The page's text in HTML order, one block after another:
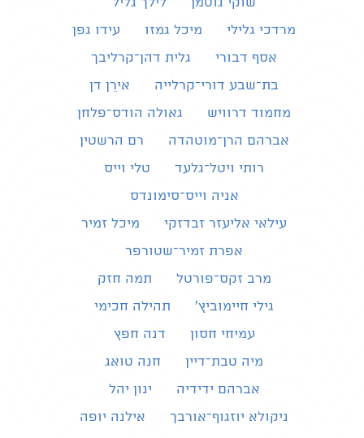
מרדכי גלילי
מיכל גמזו
עידו גפן
אסף דבורי
גלית דהן־קרליבך
בת־שבע דורי־קרלייה
אירֵן דן
מחמוד דרוויש
גאולה הודס־פלחן
אברהם הרן־מוטהדה
רם הרשטין
רותי ויטל־גלעד
טלי וייס
אניה וייס־סימונדס
עילאי אליעזר זבדזקי
מיכל זמיר
אפרת זמיר־שטורפר
מרב זקס־פורטל
תמה חזק
גילי חיימוביץ'
תהילה חכימי
עמיחי חסון
דנה חפץ
מיה טבת־דיין
חנה טואג
אברהם ידידיה
ינון יהל
ניקולא יוזגוף־אורבך
אילנה יופה